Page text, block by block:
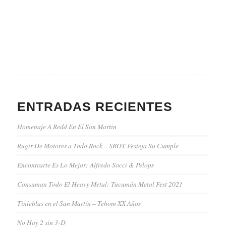
ENTRADAS RECIENTES
Homenaje A Redd En El San Martin
Rugir De Motores a Todo Rock – SROT Festeja Su Cumple
Encontrarte Es Lo Mejor: Alfredo Socci & Pelops
Consuman Todo El Heavy Metal: Tucumán Metal Fest 2021
Tinieblas en el San Martín – Tehom XX Años
No Hay 2 sin 3-D